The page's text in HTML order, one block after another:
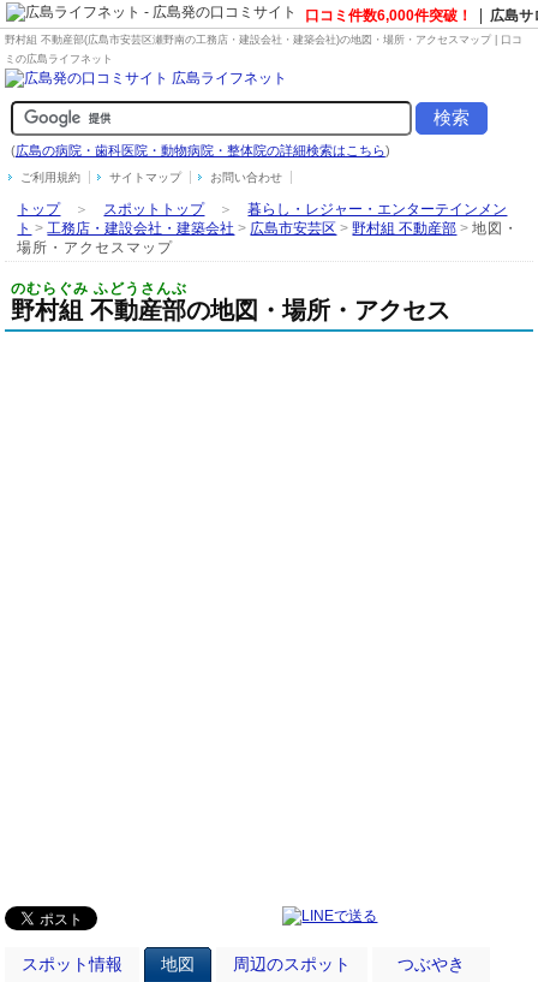
口コミ件数6,000件突破！ 広島サ
野村組 不動産部(広島市安芸区瀬野南の工務店・建設会社・建築会社)の地図・場所・アクセスマップ | 口コ
ミの広島ライフネット
(広島の病院・歯科医院・動物病院・整体院の詳細検索はこちら)
ご利用規約 サイトマップ お問い合わせ
トップ＞ スポットトップ＞暮らし・レジャー・エンターテインメン
ト >工務店・建設会社・建築会社 > 広島市安芸区 >野村組 不動産部 >地図・
場所・アクセスマップ
のむらぐみ ふどうさんぶ
野村組 不動産部の地図・場所・アクセス
スポット情報 地図 周辺のスポット
つぶやき